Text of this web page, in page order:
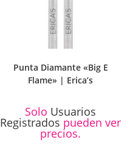
Punta Diamante «Big E
Flame» | Erica’s
Solo Usuarios
Registrados pueden ver
precios.